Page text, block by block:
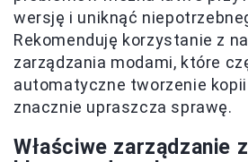
wersję i uniknąć
Rekomenduję korzystanie z
zarządzania modami, które
automatyczne tworzenie
znacznie upraszcza sprawę.
Właściwe zarządzanie